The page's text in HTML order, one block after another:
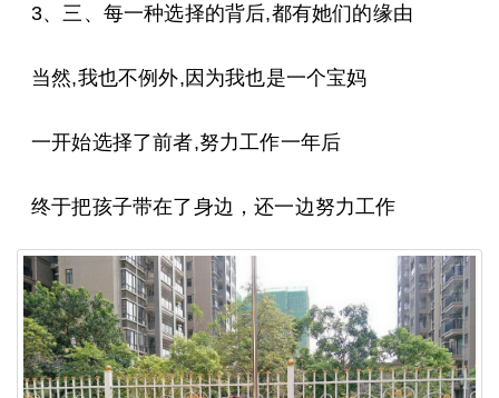
3、三、每一种选择的背后,都有她们的缘由
当然,我也不例外,因为我也是一个宝妈
一开始选择了前者,努力工作一年后
终于把孩子带在了身边，还一边努力工作